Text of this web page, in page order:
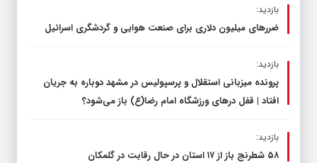
بازدید:
ضررهای میلیون دلاری برای صنعت هوایی و گردشگری اسرائیل
بازدید:
پرونده میزبانی استقلال و پرسپولیس در مشهد دوباره به جریان
افتاد | قفل در‌های ورزشگاه امام رضا(ع) باز می‌شود؟
بازدید:
۵۸ شطرنج‌ باز از ۱۷ استان در حال رقابت در گلمکان